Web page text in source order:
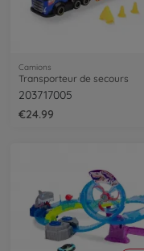
Camions
Transporteur de secours
203717005
€24.99